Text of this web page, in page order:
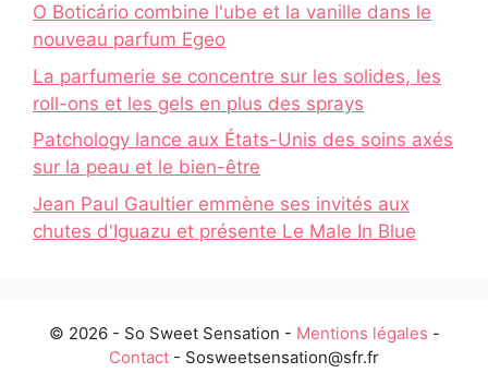
O Boticário combine l'ube et la vanille dans le
nouveau parfum Egeo
La parfumerie se concentre sur les solides, les
roll-ons et les gels en plus des sprays
Patchology lance aux États-Unis des soins axés
sur la peau et le bien-être
Jean Paul Gaultier emmène ses invités aux
chutes d'Iguazu et présente Le Male In Blue
© 2026 - So Sweet Sensation - Mentions légales -
Contact - Sosweetsensation@sfr.fr